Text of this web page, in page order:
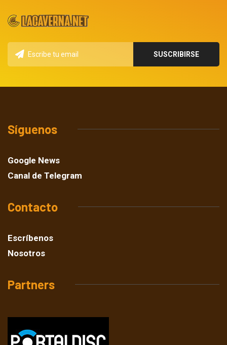
Síguenos
Google News
Canal de Telegram
Contacto
Escríbenos
Nosotros
Partners